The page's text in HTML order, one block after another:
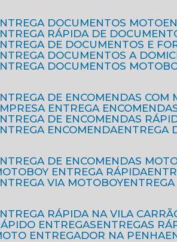
ENTREGA DOCUMENTOS MOTO
ENTREGA RÁPIDA DE
ENTREGA DE DOCUMENTOS E
ENTREGA DOCUMENTOS A
ENTREGA DOCUMENTOS
ENTREGA DE ENCOMENDAS COM
EMPRESA ENTREGA
ENTREGA DE ENCOMENDAS
ENTREGA ENCOMENDA
ENTREGA
ENTREGA DE ENCOMENDAS
MOTOBOY ENTREGA RÁPIDA
ENTREGA VIA MOTOBOY
ENTREGA RÁPIDA NA VILA
RÁPIDO ENTREGAS
ENTREGAS
MOTO ENTREGADOR NA PENHA